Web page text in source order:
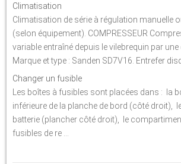
Climatisation
Climatisation de série à régulation manuelle
(selon équipement). COMPRESSEUR
variable entraîné depuis le vilebrequin par
Marque et type : Sanden SD7V16. Entrefer
Changer un fusible
Les boîtes à fusibles sont placées dans : la
inférieure de la planche de bord (côté droit),
batterie (plancher côté droit), le
fusibles de re ...